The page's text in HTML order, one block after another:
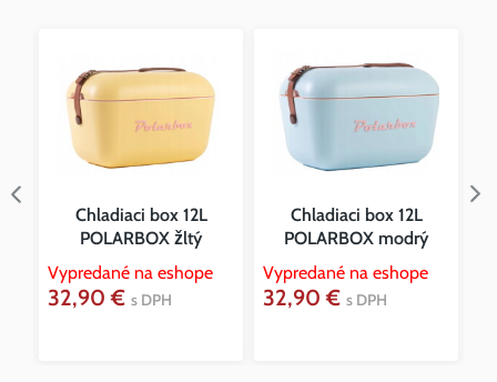
Chladiaci box 12L
POLARBOX žltý
Vypredané na eshope
32,90 € s DPH
Chladiaci box 12L
POLARBOX modrý
Vypredané na eshope
32,90 € s DPH